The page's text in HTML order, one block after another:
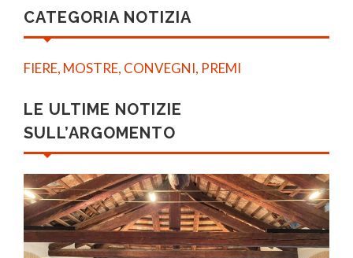
CATEGORIA NOTIZIA
FIERE, MOSTRE, CONVEGNI, PREMI
LE ULTIME NOTIZIE
SULL’ARGOMENTO